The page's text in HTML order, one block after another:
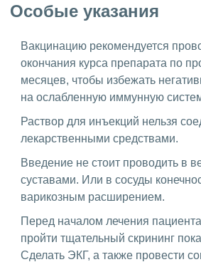
Особые указания
Вакцинацию рекомендуется
окончания курса препарата по
месяцев, чтобы избежать
на ослабленную иммунную
Раствор для инъекций нельзя
лекарственными средствами.
Введение не стоит проводить в
суставами. Или в сосуды
варикозным расширением.
Перед началом лечения
пройти тщательный скрининг
Сделать ЭКГ, а также провести